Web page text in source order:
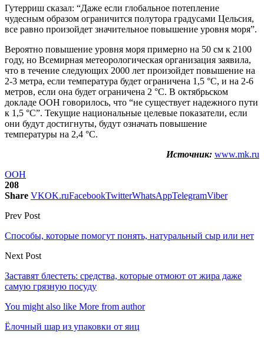
Гутерриш сказал: “Даже если глобальное потепление
чудесным образом ограничится полутора градусами Цельсия,
все равно произойдет значительное повышение уровня моря”.
Вероятно повышение уровня моря примерно на 50 см к 2100
году, но Всемирная метеорологическая организация заявила,
что в течение следующих 2000 лет произойдет повышение на
2-3 метра, если температура будет ограничена 1,5 °C, и на 2-6
метров, если она будет ограничена 2 °C. В октябрьском
докладе ООН говорилось, что “не существует надежного пути
к 1,5 °C”. Текущие национальные целевые показатели, если
они будут достигнуты, будут означать повышение
температуры на 2,4 °C.
Источник: www.mk.ru
ООН
208
Share VKOK.ruFacebookTwitterWhatsAppTelegramViber
Prev Post
Способы, которые помогут понять, натуральный сыр или нет
Next Post
Заставят блестеть: средства, которые отмоют от жира даже
самую грязную посуду
You might also like More from author
Ёлочный шар из упаковки от яиц